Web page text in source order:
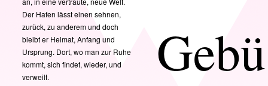
Der Hafen lässt einen sehnen,
zurück, zu anderem und doch
bleibt er Heimat, Anfang und
Ursprung. Dort, wo man zur Ruhe
kommt, sich findet, wieder, und
verweilt.